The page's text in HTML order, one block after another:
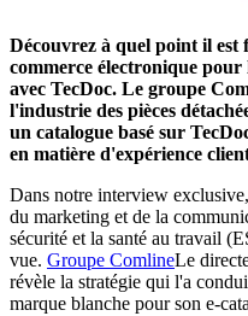
Découvrez à quel point il est
commerce électronique pour
avec TecDoc. Le groupe
l'industrie des pièces
un catalogue basé sur
en matière d'expérience
Dans notre interview
du marketing et de la
sécurité et la santé au travail
vue. Groupe ComlineLe
révèle la stratégie qui l'a
marque blanche pour son e-